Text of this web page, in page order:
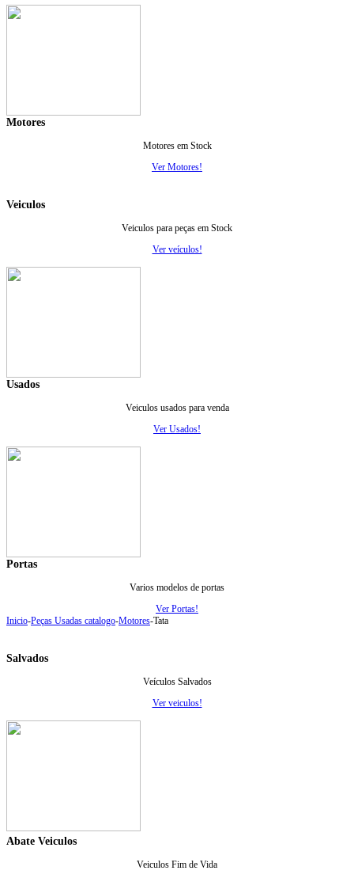
Motores
Motores em Stock
Ver Motores!
Veiculos
Veiculos para peças em Stock
Ver veículos!
Usados
Veiculos usados para venda
Ver Usados!
Portas
Varios modelos de portas
Ver Portas!
Inicio-Peças Usadas catalogo-Motores-Tata
Salvados
Veículos Salvados
Ver veiculos!
Abate Veiculos
Veiculos Fim de Vida